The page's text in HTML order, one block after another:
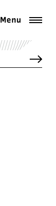
Menu